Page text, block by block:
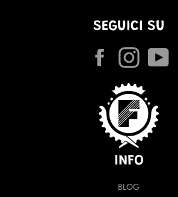
SEGUICI SU
Facebook Instagram
INFO
BLOG